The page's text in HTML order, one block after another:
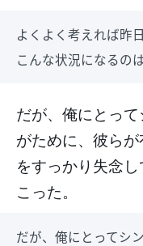
よくよく考えれば昨
こんな状況になるの
だが、俺にとっ
がために、彼ら
をすっかり失念
こった。
だが、俺にとってシ